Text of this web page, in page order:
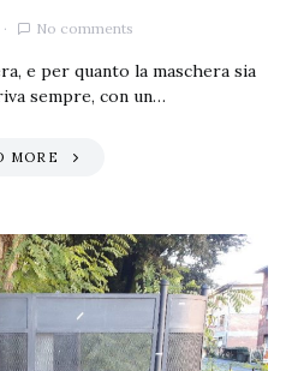
No comments
e per quanto la maschera sia
sempre, con un…
MORE